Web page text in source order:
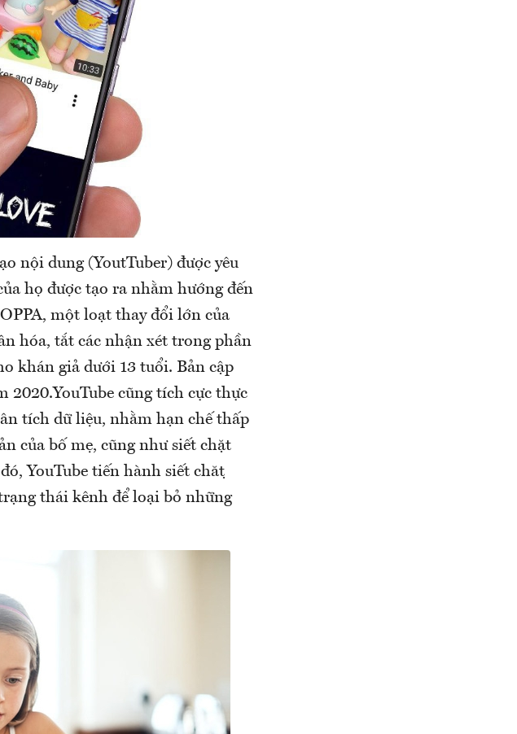
nội dung (YoutTuber) được yêu
họ được tạo ra nhằm hướng đến
một loạt thay đổi lớn của
hóa, tắt các nhận xét trong phần
khán giả dưới 13 tuổi. Bản cập
cũng tích cực thực
tích dữ liệu, nhằm hạn chế thấp
của bố mẹ, cũng như siết chặt
YouTube tiến hành siết chặt
thái kênh để loại bỏ những